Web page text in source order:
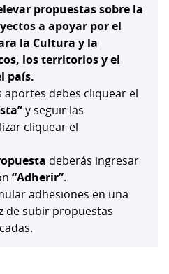
propuestas sobre la
a apoyar por el
la Cultura y la
los territorios y el
país.
debes cliquear el
y seguir las
cliquear el
deberás ingresar
“Adherir”.
adhesiones en una
de subir propuestas